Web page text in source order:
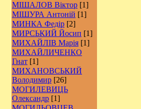
МІШАЛОВ Віктор [1]
МІШУРА Антоній [1]
МИНКА Федір [2]
МИРСЬКИЙ Йосип [1]
МИХАЙЛІВ Марія [1]
МИХАЙЛИЧЕНКО
Гнат [1]
МИХАНОВСЬКИЙ
Володимир [26]
МОГИЛЕВИЦЬ
Олександр [1]